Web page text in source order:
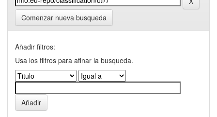
Comenzar nueva busqueda
Añadir filtros:
Usa los filtros para afinar la busqueda.